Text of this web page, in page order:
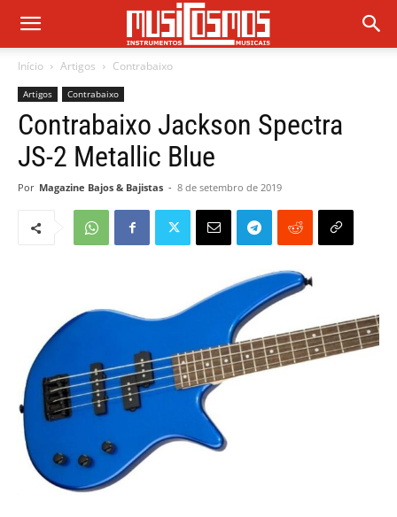
Início Artigos Contrabaixo
Artigos Contrabaixo
Contrabaixo Jackson Spectra
JS-2 Metallic Blue
Por Magazine Bajos & Bajistas - 8 de setembro de 2019